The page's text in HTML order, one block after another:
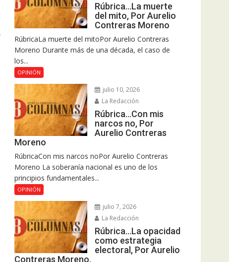
Rúbrica…La muerte
del mito, Por Aurelio
Contreras Moreno
RúbricaLa muerte del mitoPor Aurelio Contreras
Moreno Durante más de una década, el caso de
los...
OPINIÓN
julio 10, 2026
La Redacción
Rúbrica…Con mis
narcos no, Por
Aurelio Contreras
Moreno
RúbricaCon mis narcos noPor Aurelio Contreras
Moreno La soberanía nacional es uno de los
principios fundamentales...
OPINIÓN
julio 7, 2026
La Redacción
Rúbrica…La opacidad
como estrategia
electoral, Por Aurelio
Contreras Moreno.